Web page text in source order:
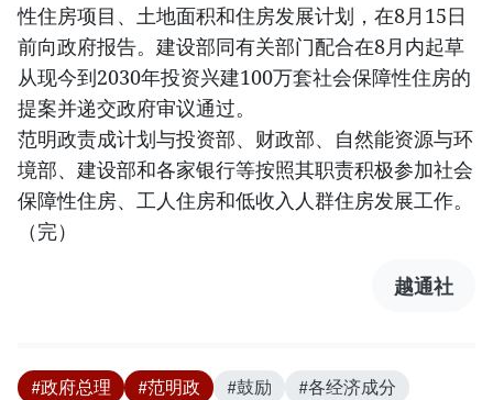
性住房项目、土地面积和住房发展计划，在8月15日
前向政府报告。建设部同有关部门配合在8月内起草
从现今到2030年投资兴建100万套社会保障性住房的
提案并递交政府审议通过。
范明政责成计划与投资部、财政部、自然能资源与环
境部、建设部和各家银行等按照其职责积极参加社会
保障性住房、工人住房和低收入人群住房发展工作。
（完）
越通社
#政府总理 #范明政 #鼓励
#各经济成分